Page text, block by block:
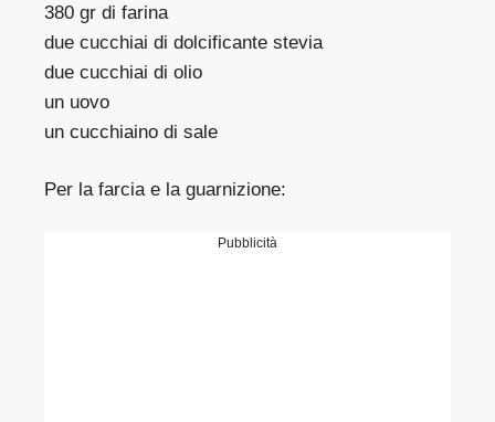
380 gr di farina
due cucchiai di dolcificante stevia
due cucchiai di olio
un uovo
un cucchiaino di sale
Per la farcia e la guarnizione:
Pubblicità